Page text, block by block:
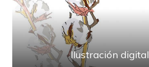
CONTACTO
Ilustración digital